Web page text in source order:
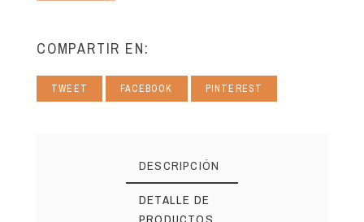
COMPARTIR EN:
TWEET FACEBOOK PINTEREST
DESCRIPCIÓN
DETALLE DE